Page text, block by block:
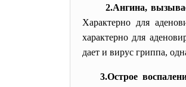
2.Ангина,
Характерно для
характерно для
дает и вирус гриппа,
3.Острое